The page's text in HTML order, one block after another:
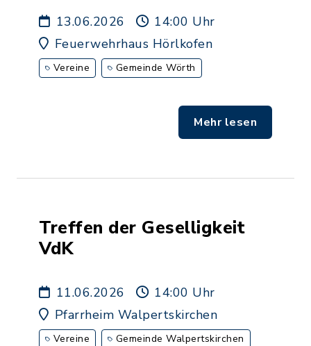
13.06.2026
14:00 Uhr
Feuerwehrhaus Hörlkofen
Vereine Gemeinde Wörth
Mehr lesen
Treffen der Geselligkeit
VdK
11.06.2026
14:00 Uhr
Pfarrheim Walpertskirchen
Vereine Gemeinde Walpertskirchen